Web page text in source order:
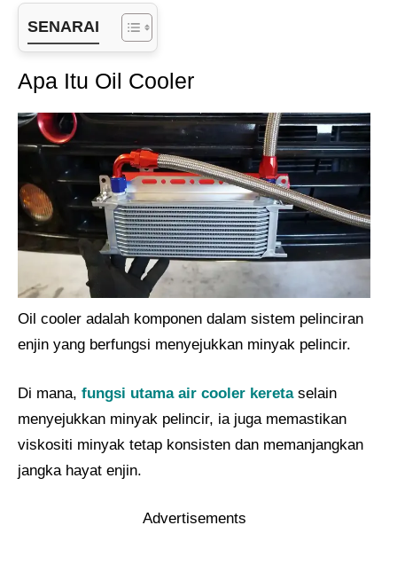
SENARAI
Apa Itu Oil Cooler
Oil cooler adalah komponen dalam sistem pelinciran
enjin yang berfungsi menyejukkan minyak pelincir.
Di mana, fungsi utama air cooler keretaselain
menyejukkan minyak pelincir, ia juga memastikan
viskositi minyak tetap konsisten dan memanjangkan
jangka hayat enjin.
Advertisements